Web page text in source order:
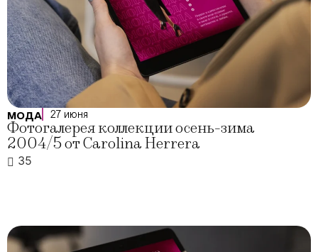
МОДА 27 июня
Фотогалерея коллекции осень-зима
2004/5 от Carolina Herrera
35